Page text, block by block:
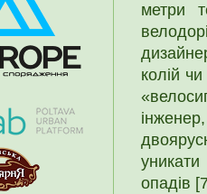
метри
колій
опадів